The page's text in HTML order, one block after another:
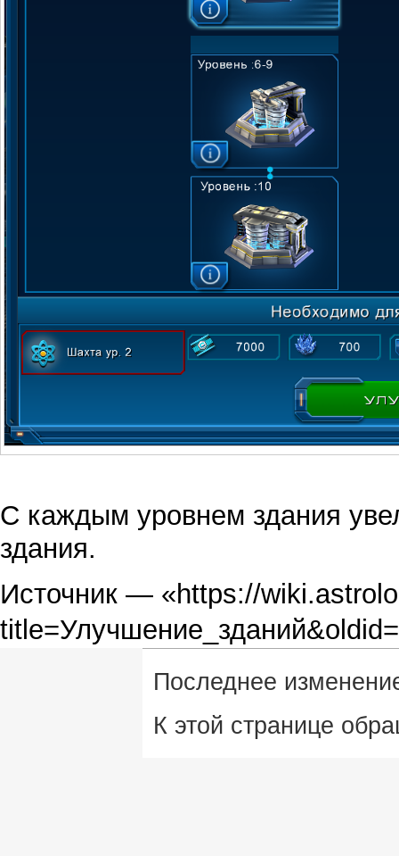
С каждым уровнем здания
здания.
Источник — «https://
Последнее
К этой странице